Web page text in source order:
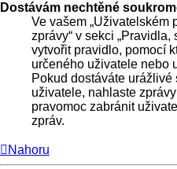
Dostávám nechtěné
Ve vašem „Uživatelském
zprávy“ v sekci
vytvořit pravidlo, pomocí
určeného uživatele nebo
Pokud dostáváte
uživatele, nahlaste
pravomoc zabránit
zpráv.
Nahoru